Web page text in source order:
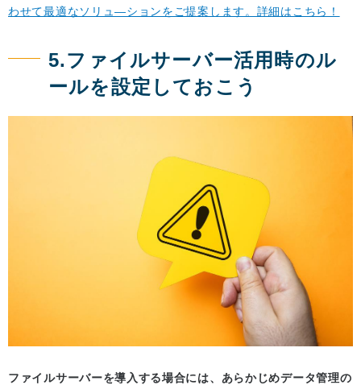
わせて最適なソリュ―ションをご提案します。詳細はこちら！
5.ファイルサーバー活用時のル
ールを設定しておこう
ファイルサーバーを導入する場合には、あらかじめデータ管理の